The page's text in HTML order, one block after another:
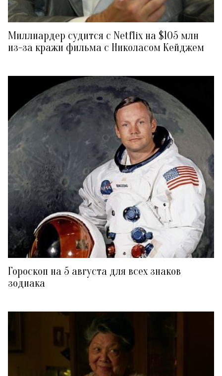
Миллиардер судится с Netflix на $105 млн
из-за кражи фильма с Николасом Кейджем
Гороскоп на 5 августа для всех знаков
зодиака